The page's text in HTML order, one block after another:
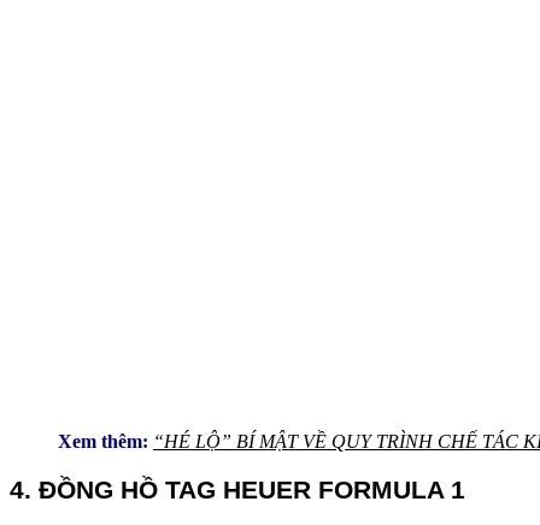
Xem thêm: “HÉ LỘ” BÍ MẬT VỀ QUY TRÌNH CHẾ TÁC
4. ĐỒNG HỒ TAG HEUER FORMULA 1